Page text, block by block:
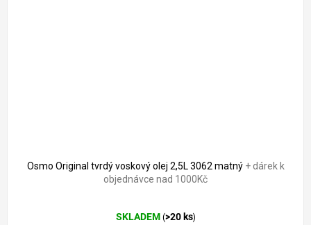
Osmo Original tvrdý voskový olej 2,5L 3062 matný + dárek k
objednávce nad 1000Kč
hodnocení
SKLADEM (>20 ks)